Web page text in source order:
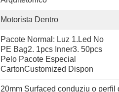
Motorista Dentro
Pacote Normal: Luz 1.led No
PE Bag2. 1pcs Inner3. 50pcs
Pelo Pacote Especial
CartonCustomized Dispon
20mm Surfaced conduziu o perfil